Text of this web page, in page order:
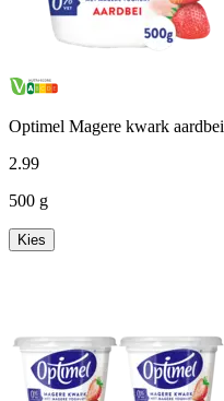
Optimel Magere kwark aardbei
2.99
500 g
Kies